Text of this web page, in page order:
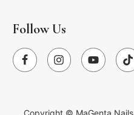
Follow Us
Copyright © MaGenta Nails